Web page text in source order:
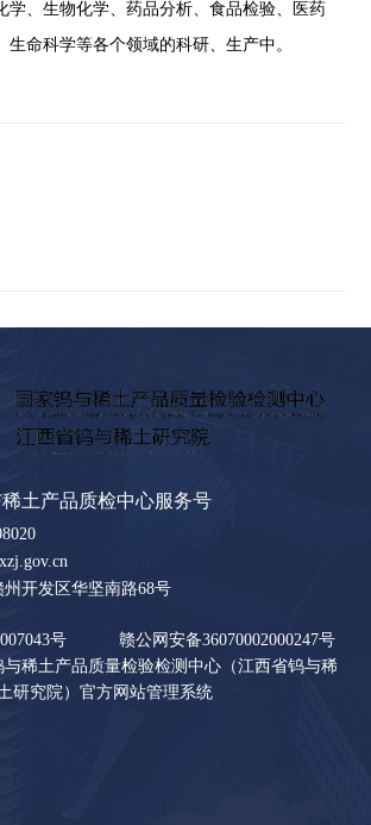
学、生物化学、药品分析、食品检验、医药
生命科学等各个领域的科研、生产中。
土产品质检中心服务号
开发区华坚南路68号
号
赣公网安备36070002000247号
稀土产品质量检验检测中心（江西省钨与稀
研究院）官方网站管理系统